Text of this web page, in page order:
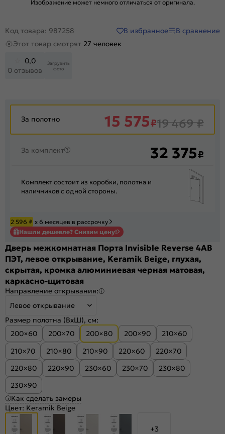
Изображение может немного отличаться от оригинала.
Код товара: 987258 В избранное
В сравнение
Этот товар смотрят 27 человек
0,0
0 отзывов
Загрузить
фото
За полотно 15 575₽19 469₽
За комплект 32 375₽
Комплект состоит из коробки, полотна и
наличников с одной стороны.
2 596 ₽ х 6 месяцев в рассрочку
Нашли дешевле? Снизим цену!
Дверь межкомнатная Порта Invisible Reverse 4AB
ПЭТ, левое открывание, Keramik Beige, глухая,
скрытая, кромка алюминиевая черная матовая,
каркасно-щитовая
Направление открывания:
Левое открывание
Размер полотна (ВхШ), см:
200×60
200×70 200×80 200×90
210×60
210×70
210×80 210×90 220×60
220×70
220×80
220×90 230×60 230×70
230×80
230×90
Как сделать замеры
Цвет: Keramik Beige
+3